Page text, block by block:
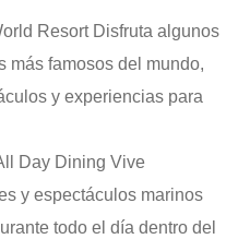
Resort Disfruta algunos
más famosos del mundo,
y experiencias para
Day Dining Vive
y espectáculos marinos
todo el día dentro del